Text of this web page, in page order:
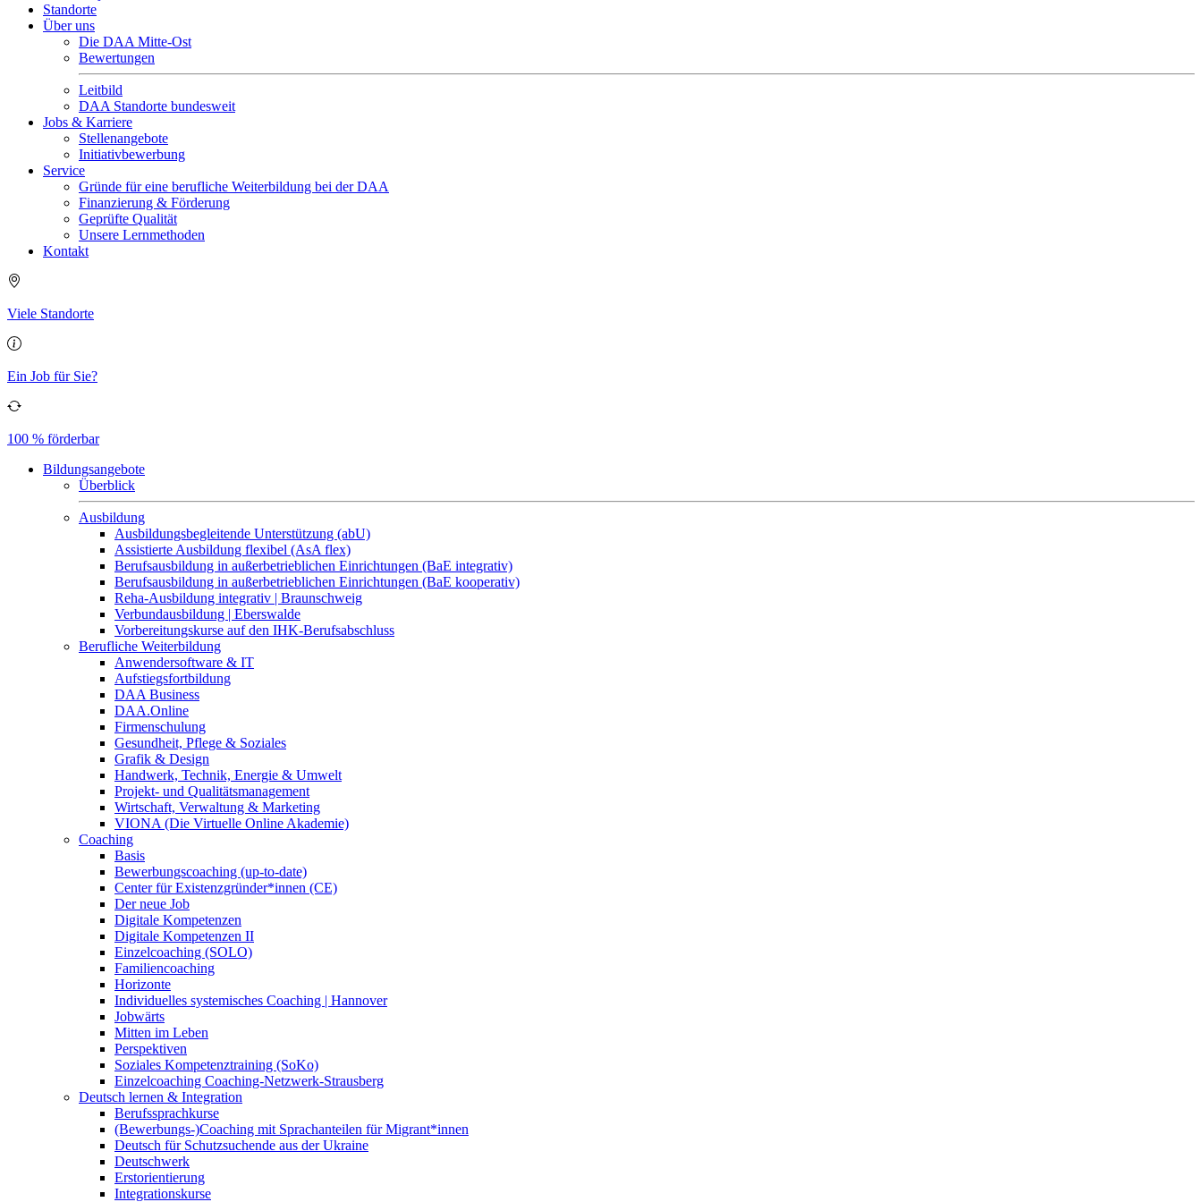
Standorte
Über uns
Die DAA Mitte-Ost
Bewertungen
Leitbild
DAA Standorte bundesweit
Jobs & Karriere
Stellenangebote
Initiativbewerbung
Service
Gründe für eine berufliche Weiterbildung bei der DAA
Finanzierung & Förderung
Geprüfte Qualität
Unsere Lernmethoden
Kontakt
Viele Standorte
Ein Job für Sie?
100 % förderbar
Bildungsangebote
Überblick
Ausbildung
Ausbildungsbegleitende Unterstützung (abU)
Assistierte Ausbildung flexibel (AsA flex)
Berufsausbildung in außerbetrieblichen Einrichtungen (BaE integrativ)
Berufsausbildung in außerbetrieblichen Einrichtungen (BaE kooperativ)
Reha-Ausbildung integrativ | Braunschweig
Verbundausbildung | Eberswalde
Vorbereitungskurse auf den IHK-Berufsabschluss
Berufliche Weiterbildung
Anwendersoftware & IT
Aufstiegsfortbildung
DAA Business
DAA.Online
Firmenschulung
Gesundheit, Pflege & Soziales
Grafik & Design
Handwerk, Technik, Energie & Umwelt
Projekt- und Qualitätsmanagement
Wirtschaft, Verwaltung & Marketing
VIONA (Die Virtuelle Online Akademie)
Coaching
Basis
Bewerbungscoaching (up-to-date)
Center für Existenzgründer*innen (CE)
Der neue Job
Digitale Kompetenzen
Digitale Kompetenzen II
Einzelcoaching (SOLO)
Familiencoaching
Horizonte
Individuelles systemisches Coaching | Hannover
Jobwärts
Mitten im Leben
Perspektiven
Soziales Kompetenztraining (SoKo)
Einzelcoaching Coaching-Netzwerk-Strausberg
Deutsch lernen & Integration
Berufssprachkurse
(Bewerbungs-)Coaching mit Sprachanteilen für Migrant*innen
Deutsch für Schutzsuchende aus der Ukraine
Deutschwerk
Erstorientierung
Integrationskurse